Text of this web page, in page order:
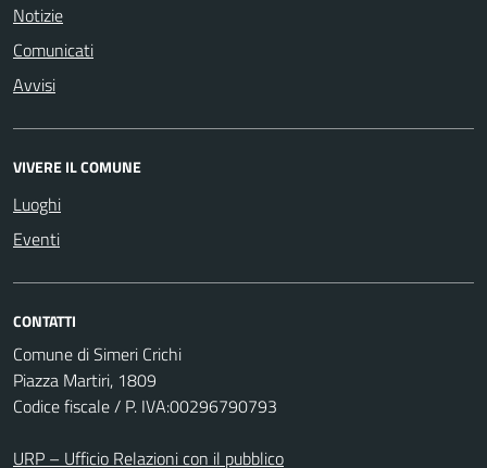
Notizie
Comunicati
Avvisi
VIVERE IL COMUNE
Luoghi
Eventi
CONTATTI
Comune di Simeri Crichi
Piazza Martiri, 1809
Codice fiscale / P. IVA:00296790793
URP – Ufficio Relazioni con il pubblico